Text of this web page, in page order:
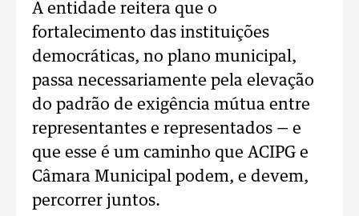
A entidade reitera que o
fortalecimento das instituições
democráticas, no plano municipal,
passa necessariamente pela elevação
do padrão de exigência mútua entre
representantes e representados — e
que esse é um caminho que ACIPG e
Câmara Municipal podem, e devem,
percorrer juntos.